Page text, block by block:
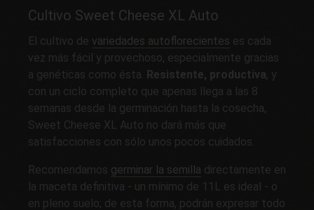
Cultivo Sweet Cheese XL Auto
El cultivo de variedades autoflorecientes es cada
vez más fácil y provechoso, especialmente gracias
a genéticas como ésta. Resistente, productiva, y
con un ciclo completo que apenas llega a las 8
semanas desde la germinación hasta la cosecha,
Sweet Cheese XL Auto no dará más que
satisfacciones con sólo unos pocos cuidados.
Recomendamos germinar la semilla directamente en
la maceta definitiva - un mínimo de 11L es ideal - o
en pleno suelo; de esta forma, podrán expresar todo